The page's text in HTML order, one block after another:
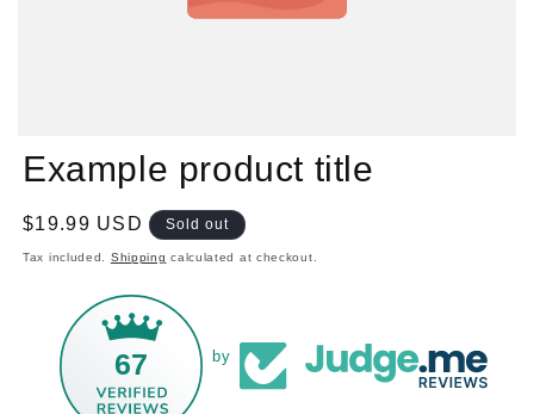
Example product title
Regular
price
$19.99 USD Sold out
Tax included. Shipping calculated at checkout.
67 by